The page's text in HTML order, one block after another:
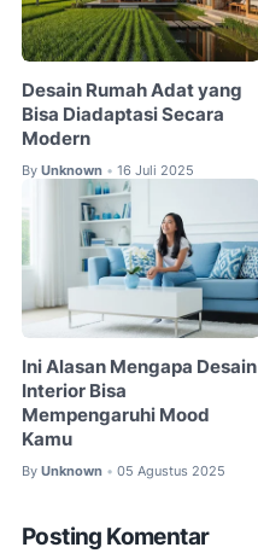
Desain Rumah Adat yang
Bisa Diadaptasi Secara
Modern
By Unknown • 16 Juli 2025
Ini Alasan Mengapa Desain
Interior Bisa
Mempengaruhi Mood
Kamu
By Unknown • 05 Agustus 2025
Posting Komentar